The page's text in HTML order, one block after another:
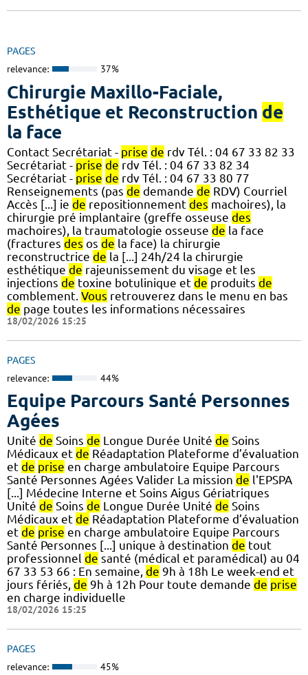
PAGES
relevance: 37%
Chirurgie Maxillo-Faciale,
Esthétique et Reconstruction de
la face
Contact Secrétariat - prise de rdv Tél. : 04 67 33 82 33
Secrétariat - prise de rdv Tél. : 04 67 33 82 34
Secrétariat - prise de rdv Tél. : 04 67 33 80 77
Renseignements (pas de demande de RDV) Courriel
Accès [...] ie de repositionnement des machoires), la
chirurgie pré implantaire (greffe osseuse des
machoires), la traumatologie osseuse de la face
(fractures des os de la face) la chirurgie
reconstructrice de la [...] 24h/24 la chirurgie
esthétique de rajeunissement du visage et les
injections de toxine botulinique et de produits de
comblement. Vous retrouverez dans le menu en bas
de page toutes les informations nécessaires
18/02/2026 15:25
PAGES
relevance: 44%
Equipe Parcours Santé Personnes
Agées
Unité de Soins de Longue Durée Unité de Soins
Médicaux et de Réadaptation Plateforme d’évaluation
et de prise en charge ambulatoire Equipe Parcours
Santé Personnes Agées Valider La mission de l'EPSPA
[...] Médecine Interne et Soins Aigus Gériatriques
Unité de Soins de Longue Durée Unité de Soins
Médicaux et de Réadaptation Plateforme d’évaluation
et de prise en charge ambulatoire Equipe Parcours
Santé Personnes [...] unique à destination de tout
professionnel de santé (médical et paramédical) au 04
67 33 53 66 : En semaine, de 9h à 18h Le week-end et
jours fériés, de 9h à 12h Pour toute demande de prise
en charge individuelle
18/02/2026 15:25
PAGES
relevance: 45%